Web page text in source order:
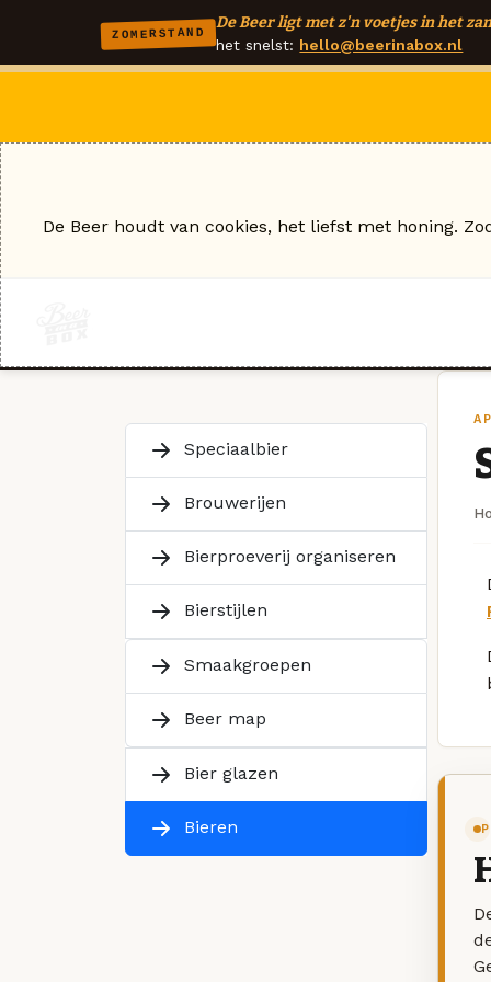
ZOMERSTAND
De Beer ligt met z'n voetjes in het
het snelst: hello@beerinabox.nl
Speciaalbier
Brouwerijen
Bierproeverij organiseren
Bierstijlen
Smaakgroepen
Beer map
Bier glazen
Bieren
De Beer houdt van cookies, het liefst met honing.